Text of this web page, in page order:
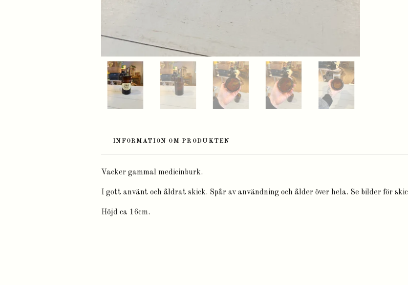
INFORMATION OM PRODUKTEN
Vacker gammal medicinburk.
I gott använt och åldrat skick. Spår av användning och ålder över hela. Se bilder för
Höjd ca 16cm.